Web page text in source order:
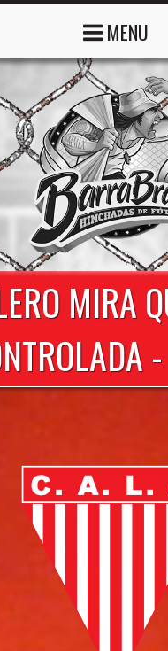
MENU
MIRA